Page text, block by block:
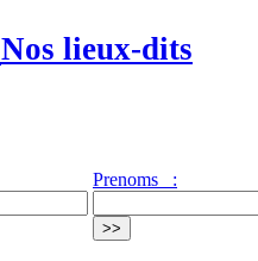
Nos lieux-dits
Prenoms :